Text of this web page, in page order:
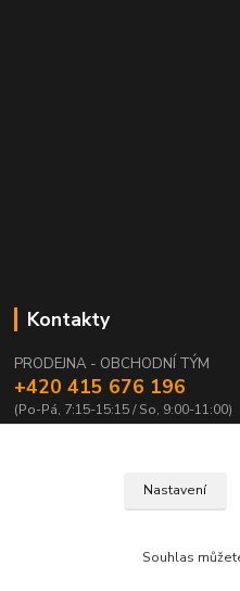
Kontakty
PRODEJNA - OBCHODNÍ TÝM
+420 415 676 196
(Po-Pá, 7:15-15:15 / So, 9:00-11:00)
Nastavení
Souhlas